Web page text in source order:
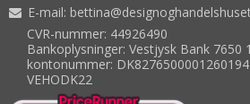
E-mail:
CVR-nummer: 44926490
Bankoplysninger: Vestjysk Bank 7650
kontonummer:
VEHODK22